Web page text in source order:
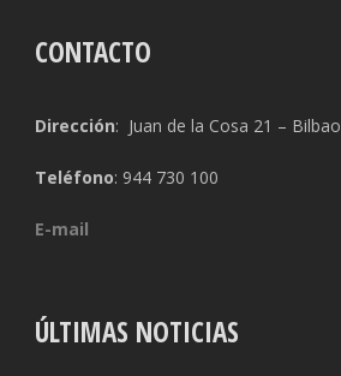
CONTACTO
Dirección: Juan de la Cosa 21 – Bilbao
Teléfono: 944 730 100
E-mail
ÚLTIMAS NOTICIAS